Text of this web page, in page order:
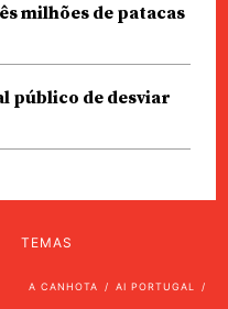
milhões de patacas
público de desviar
TEMAS
A CANHOTA AI PORTUGAL